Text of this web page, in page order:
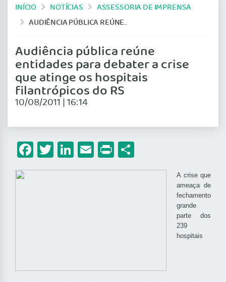
INÍCIO NOTÍCIAS
ASSESSORIA DE IMPRENSA
AUDIÊNCIA PÚBLICA REÚNE ENTIDADES PARA DEBATER A CRISE QUE ATINGE OS HOSPITAIS FILANTRÓPICOS DO RS
Audiência pública reúne
entidades para debater a crise
que atinge os hospitais
filantrópicos do RS
10/08/2011 | 16:14
Facebook
Twitter
LinkedIn
Email
Print
A crise que
ameaça de
fechamento
grande
parte dos
239
hospitais